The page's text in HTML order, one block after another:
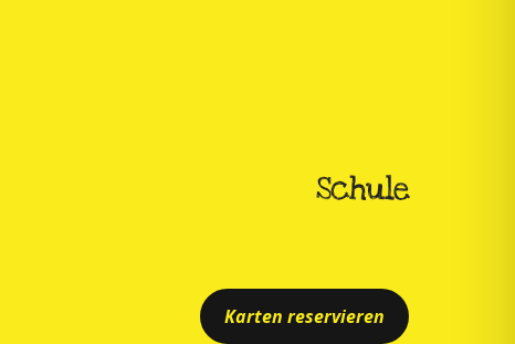
Schule
Karten reservieren